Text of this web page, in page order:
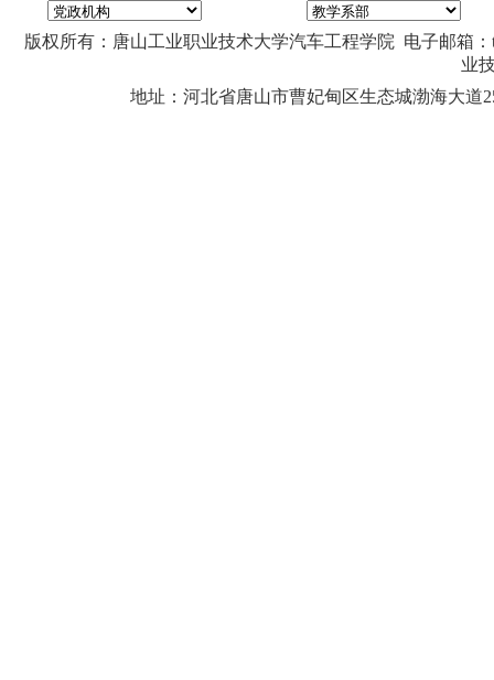
版权所有：唐山工业职业技术大学汽车工程学院 电子邮箱：
业
地址：河北省唐山市曹妃甸区生态城渤海大道